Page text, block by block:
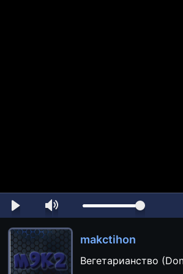
makctihon
Вегетарианство